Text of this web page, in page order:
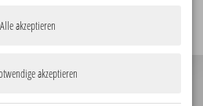
Alle akzeptieren
akzeptieren